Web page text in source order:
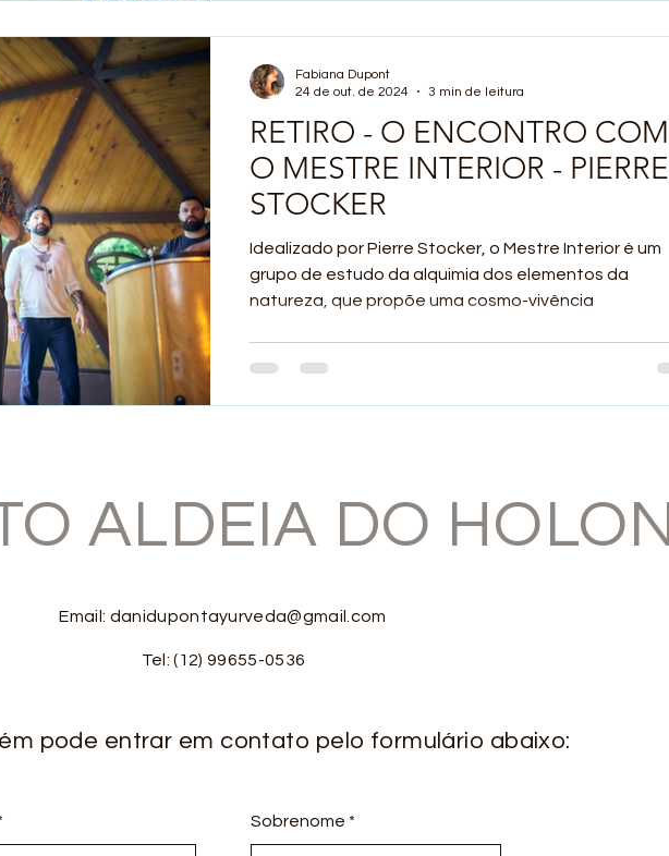
RETIRO - O ENCONTRO COM
O MESTRE INTERIOR - PIERRE
STOCKER
Idealizado por Pierre Stocker, o Mestre Interior é um
grupo de estudo da alquimia dos elementos da
natureza, que propõe uma cosmo-vivência
Fabiana Dupont
24 de out. de 2024
3 min de leitura
ALDEIA DO HOLON
Email: danidupontayurveda@gmail.com
Tel: (12) 99655-0536
pode entrar em contato pelo formulário abaixo:
Sobrenome